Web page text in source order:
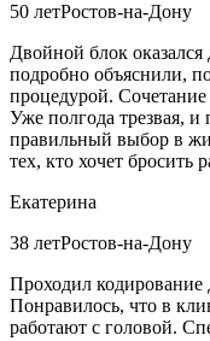
50 летРостов-на-Дону
Двойной блок
подробно объяснили,
процедурой. Сочетание
Уже полгода трезвая,
правильный выбор в
тех, кто хочет бросить
Екатерина
38 летРостов-на-Дону
Проходил кодирование
Понравилось, что в
работают с головой.